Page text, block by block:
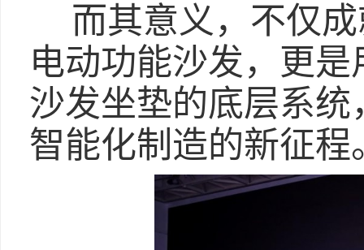
而其意义，不仅
电动功能沙发，更
沙发坐垫的底层系
智能化制造的新征程